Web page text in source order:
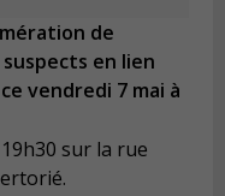
de
en lien
vendredi 7 mai à
sur la rue